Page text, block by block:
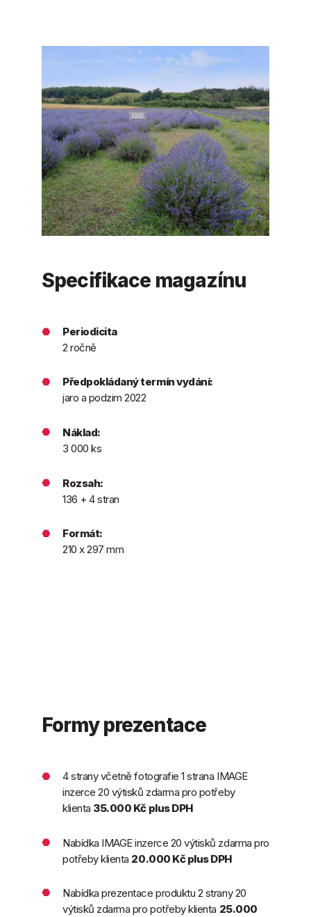
Specifikace magazínu
Periodicita
2 ročně
Předpokládaný termín vydání:
jaro a podzim 2022
Náklad:
3 000 ks
Rozsah:
136 + 4 stran
Formát:
210 x 297 mm
Formy prezentace
4 strany včetně fotografie 1 strana IMAGE
inzerce 20 výtisků zdarma pro potřeby
klienta 35.000 Kč plus DPH
Nabídka IMAGE inzerce 20 výtisků zdarma pro
potřeby klienta 20.000 Kč plus DPH
Nabídka prezentace produktu 2 strany 20
výtisků zdarma pro potřeby klienta 25.000